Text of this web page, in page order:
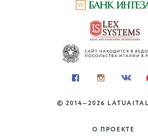
КУДА ПОЕХАТЬ
Фальконерия:
© 2014—2026
О ПРОЕКТЕ